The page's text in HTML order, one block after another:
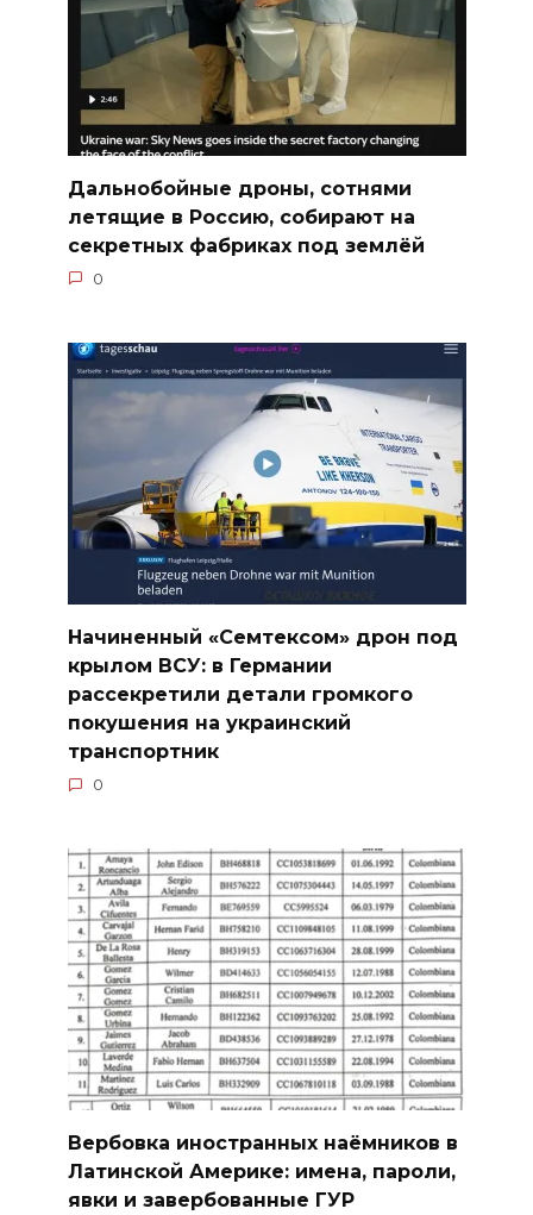
Дальнобойные дроны, сотнями
летящие в Россию, собирают на
секретных фабриках под землёй
0
Начиненный «Семтексом» дрон под
крылом ВСУ: в Германии
рассекретили детали громкого
покушения на украинский
транспортник
0
Вербовка иностранных наёмников в
Латинской Америке: имена, пароли,
явки и завербованные ГУР